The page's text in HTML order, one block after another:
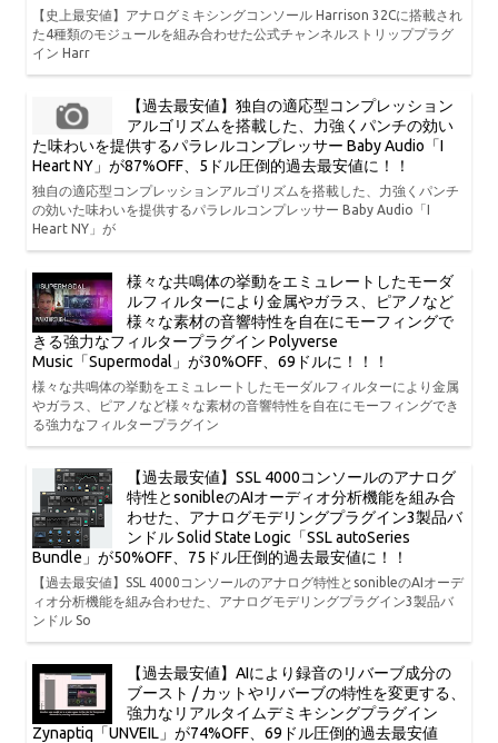
【史上最安値】アナログミキシングコンソール Harrison 32Cに搭載され
た4種類のモジュールを組み合わせた公式チャンネルストリッププラグ
イン Harr
【過去最安値】独自の適応型コンプレッション
アルゴリズムを搭載した、力強くパンチの効い
た味わいを提供するパラレルコンプレッサー Baby Audio「I
Heart NY」が87%OFF、5ドル圧倒的過去最安値に！！
独自の適応型コンプレッションアルゴリズムを搭載した、力強くパンチ
の効いた味わいを提供するパラレルコンプレッサー Baby Audio「I
Heart NY」が
様々な共鳴体の挙動をエミュレートしたモーダ
ルフィルターにより金属やガラス、ピアノなど
様々な素材の音響特性を自在にモーフィングで
きる強力なフィルタープラグイン Polyverse
Music「Supermodal」が30%OFF、69ドルに！！！
様々な共鳴体の挙動をエミュレートしたモーダルフィルターにより金属
やガラス、ピアノなど様々な素材の音響特性を自在にモーフィングでき
る強力なフィルタープラグイン
【過去最安値】SSL 4000コンソールのアナログ
特性とsonibleのAIオーディオ分析機能を組み合
わせた、アナログモデリングプラグイン3製品バ
ンドル Solid State Logic「SSL autoSeries
Bundle」が50%OFF、75ドル圧倒的過去最安値に！！
【過去最安値】SSL 4000コンソールのアナログ特性とsonibleのAIオーデ
ィオ分析機能を組み合わせた、アナログモデリングプラグイン3製品バ
ンドル So
【過去最安値】AIにより録音のリバーブ成分の
ブースト / カットやリバーブの特性を変更する、
強力なリアルタイムデミキシングプラグイン
Zynaptiq「UNVEIL」が74%OFF、69ドル圧倒的過去最安値